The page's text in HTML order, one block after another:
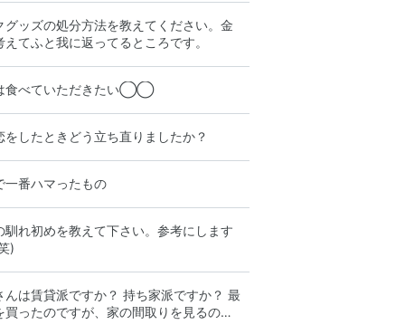
グッズの処分方法を教えてください。金
えてふと我に返ってるところです。
食べていただきたい◯◯
をしたときどう立ち直りましたか？
一番ハマったもの
馴れ初めを教えて下さい。参考にします
)
んは賃貸派ですか？ 持ち家派ですか？ 最
買ったのですが、家の間取りを見るのが